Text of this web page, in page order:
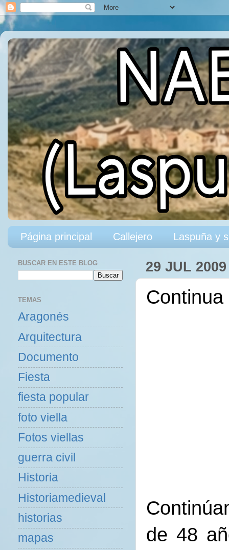
Página principal Callejero Laspuña y
29 JUL 2009
de 48
BUSCAR EN ESTE BLOG
TEMAS
Aragonés
Arquitectura
Documento
Fiesta
fiesta popular
foto viella
Fotos viellas
guerra civil
Historia
Historiamedieval
historias
mapas